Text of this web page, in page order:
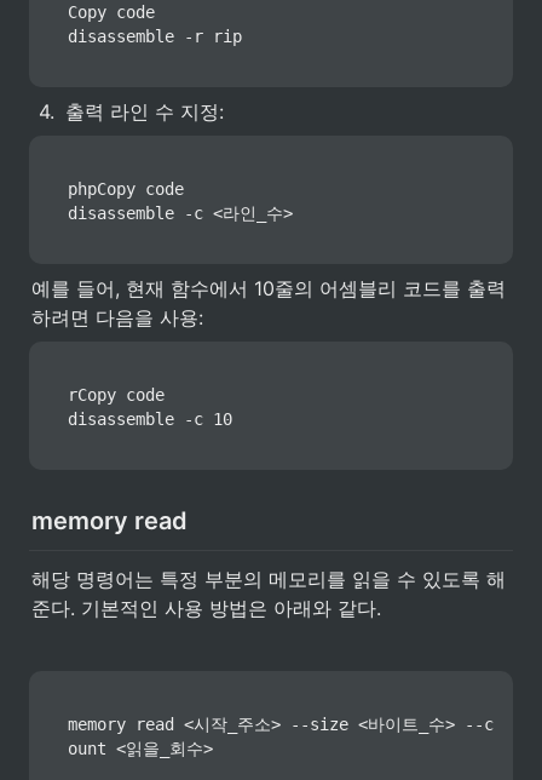
Copy code
disassemble -r rip
4. 출력 라인 수 지정:
phpCopy code
disassemble -c <라인_수>
예를 들어, 현재 함수에서 10줄의 어셈블리 코드를 출력
하려면 다음을 사용:
rCopy code
disassemble -c 10
memory read
해당 명령어는 특정 부분의 메모리를 읽을 수 있도록 해
준다. 기본적인 사용 방법은 아래와 같다.
memory read <시작_주소> --size <바이트_수> --c
ount <읽을_회수>